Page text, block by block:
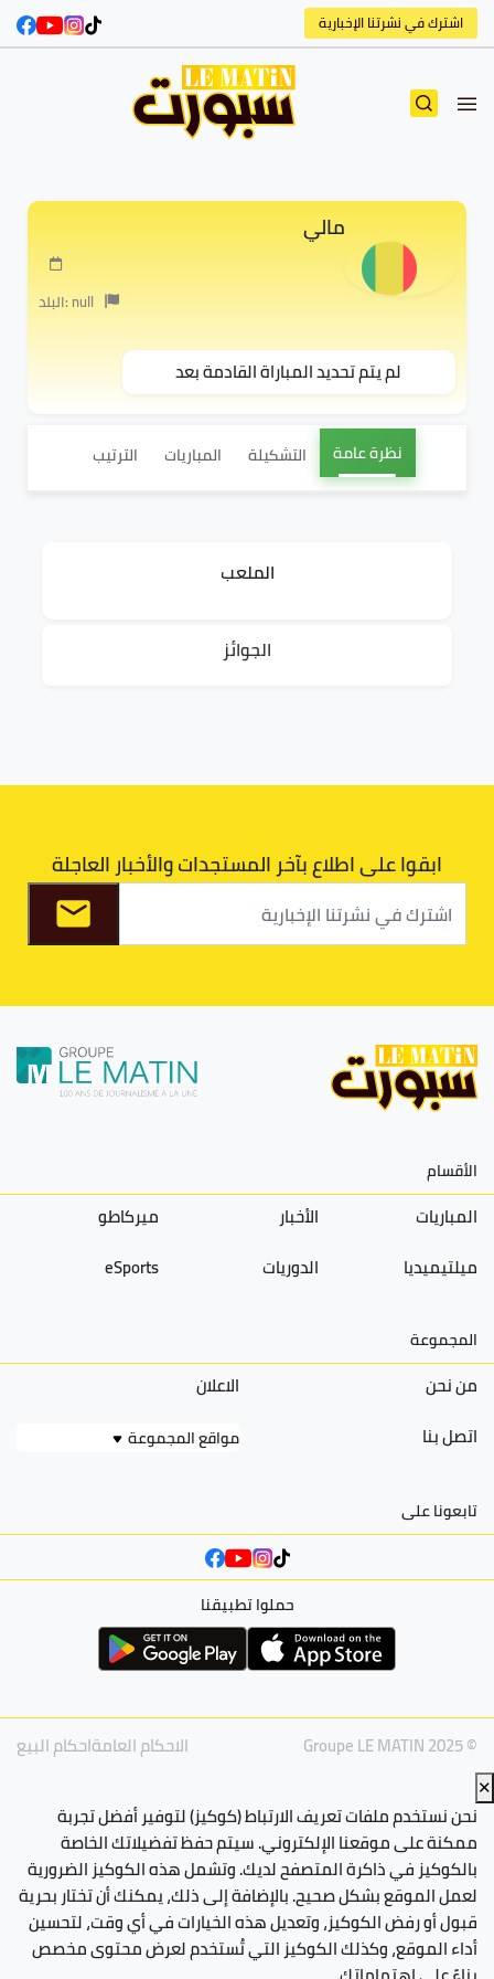
اشترك في نشرتنا الإخبارية
مالي
البلد: null
لم يتم تحديد المباراة القادمة بعد
نظرة عامة التشكيلة المباريات الترتيب
الملعب
الجوائز
ابقوا على اطلاع بآخر المستجدات والأخبار العاجلة
الأقسام
المباريات الأخبار
ميركاطو
ميلتيميديا
الدوريات eSports
المجموعة
من نحن
الاعلان
اتصل بنا
مواقع المجموعة
تابعونا على
حملوا تطبيقنا
© Groupe LE MATIN 2025 الاحكام العامةاحكام البيع
✕
نحن نستخدم ملفات تعريف الارتباط (كوكيز) لتوفير أفضل تجربة
ممكنة على موقعنا الإلكتروني. سيتم حفظ تفضيلاتك الخاصة
بالكوكيز في ذاكرة المتصفح لديك. وتشمل هذه الكوكيز الضرورية
لعمل الموقع بشكل صحيح. بالإضافة إلى ذلك، يمكنك أن تختار بحرية
قبول أو رفض الكوكيز، وتعديل هذه الخيارات في أي وقت، لتحسين
أداء الموقع، وكذلك الكوكيز التي تُستخدم لعرض محتوى مخصص